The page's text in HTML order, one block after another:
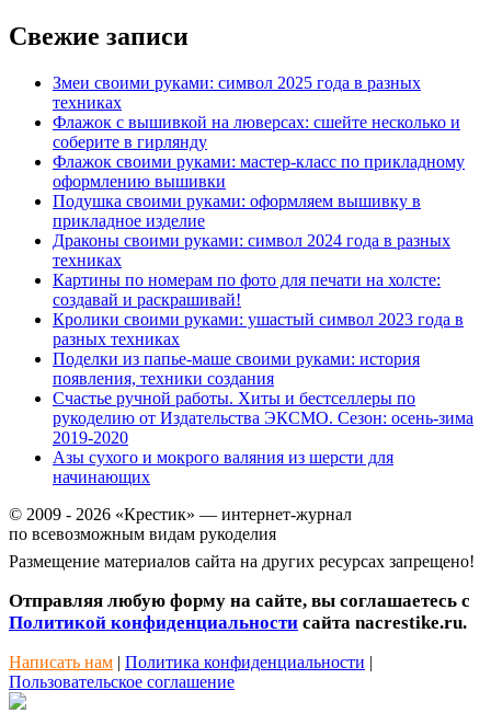
Свежие записи
Змеи своими руками: символ 2025 года в разных
техниках
Флажок с вышивкой на люверсах: сшейте несколько и
соберите в гирлянду
Флажок своими руками: мастер-класс по прикладному
оформлению вышивки
Подушка своими руками: оформляем вышивку в
прикладное изделие
Драконы своими руками: символ 2024 года в разных
техниках
Картины по номерам по фото для печати на холсте:
создавай и раскрашивай!
Кролики своими руками: ушастый символ 2023 года в
разных техниках
Поделки из папье-маше своими руками: история
появления, техники создания
Счастье ручной работы. Хиты и бестселлеры по
рукоделию от Издательства ЭКСМО. Сезон: осень-зима
2019-2020
Азы сухого и мокрого валяния из шерсти для
начинающих
© 2009 - 2026 «Крестик» — интернет-журнал
по всевозможным видам рукоделия
Размещение материалов сайта на других ресурсах запрещено!
Отправляя любую форму на сайте, вы соглашаетесь с
Политикой конфиденциальности сайта nacrestike.ru.
Написать нам | Политика конфиденциальности |
Пользовательское соглашение